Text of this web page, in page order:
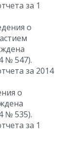
за 1
о
№ 547).
за 2014
о
№ 535).
за 1